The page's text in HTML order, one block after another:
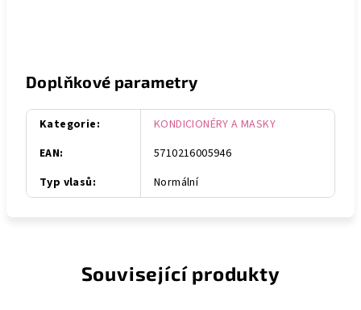
Doplňkové parametry
Kategorie:
KONDICIONÉRY A MASKY
EAN:
5710216005946
Typ vlasů: Normální
Související produkty